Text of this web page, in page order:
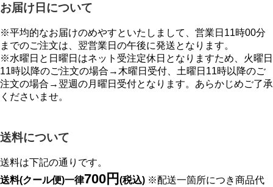
お届け日について
※平均的なお届けのめやすといたしまして、営業日11時00分
までのご注文は、翌営業日の午後に発送となります。
※水曜日と日曜日はネット受注定休日となりますため、火曜日
11時以降のご注文の場合→木曜日受付、土曜日11時以降のご
注文の場合→翌週の月曜日受付となります。あらかじめご了承
くださいませ。
送料について
送料は下記の通りです。
送料(クール便)一律700円 (税込) ※配送一箇所につき商品代